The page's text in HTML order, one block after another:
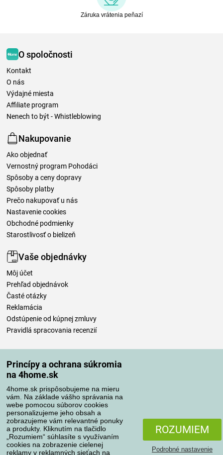
Princípy a ochrana súkromia
na 4home.sk
4home.sk prispôsobujeme na mieru
vám. Na základe vášho správania na
webe pomocou súborov cookies
personalizujeme jeho obsah a
zobrazujeme vám relevantné ponuky
a produkty. Kliknutím na tlačidlo
„Rozumiem“ súhlasíte s využívaním
cookies na zobrazenie cielenej
reklamy v reklamných sieťach na
ROZUMIEM
Podrobné nastavenie
Záruka vrátenia peňazí
O spoločnosti
Kontakt
O nás
Výdajné miesta
Affiliate program
Nenech to být - Whistleblowing
Nakupovanie
Ako objednať
Vernostný program Pohodáci
Spôsoby a ceny dopravy
Spôsoby platby
Prečo nakupovať u nás
Nastavenie cookies
Obchodné podmienky
Starostlivosť o bielizeň
Vaše objednávky
Môj účet
Prehľad objednávok
Časté otázky
Reklamácia
Odstúpenie od kúpnej zmluvy
Pravidlá spracovania recenzií
Spôsoby platby
Spoľahlivý obchod